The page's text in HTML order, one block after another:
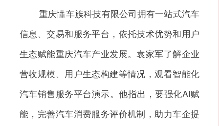
重庆懂车族科技有限公司拥有一站式汽车
信息、交易和服务平台，依托技术优势和用户
生态赋能重庆汽车产业发展。袁家军了解企业
营收规模、用户生态构建等情况，观看智能化
汽车销售服务平台演示。他指出，要强化AI赋
能，完善汽车消费服务评价机制，助力车企提